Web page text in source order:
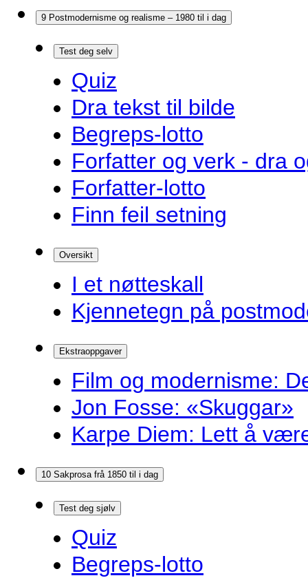
9 Postmodernisme og realisme – 1980 til i dag
Test deg selv
Quiz
Dra tekst til bilde
Begreps-lotto
Forfatter og verk - dra
Forfatter-lotto
Finn feil setning
Oversikt
I et nøtteskall
Kjennetegn på
Ekstraoppgaver
Film og modernisme:
Jon Fosse: «Skuggar»
Karpe Diem: Lett å
10 Sakprosa frå 1850 til i dag
Test deg sjølv
Quiz
Begreps-lotto